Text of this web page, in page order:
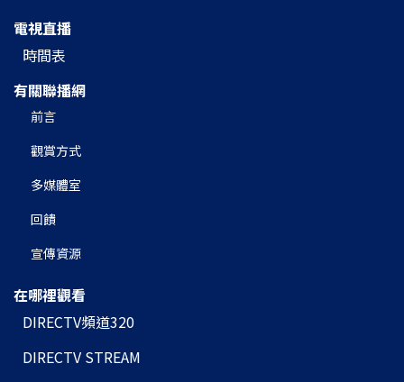
電視直播
時間表
有關聯播網
前言
觀賞方式
多媒體室
回饋
宣傳資源
在哪裡觀看
DIRECTV頻道320
DIRECTV STREAM